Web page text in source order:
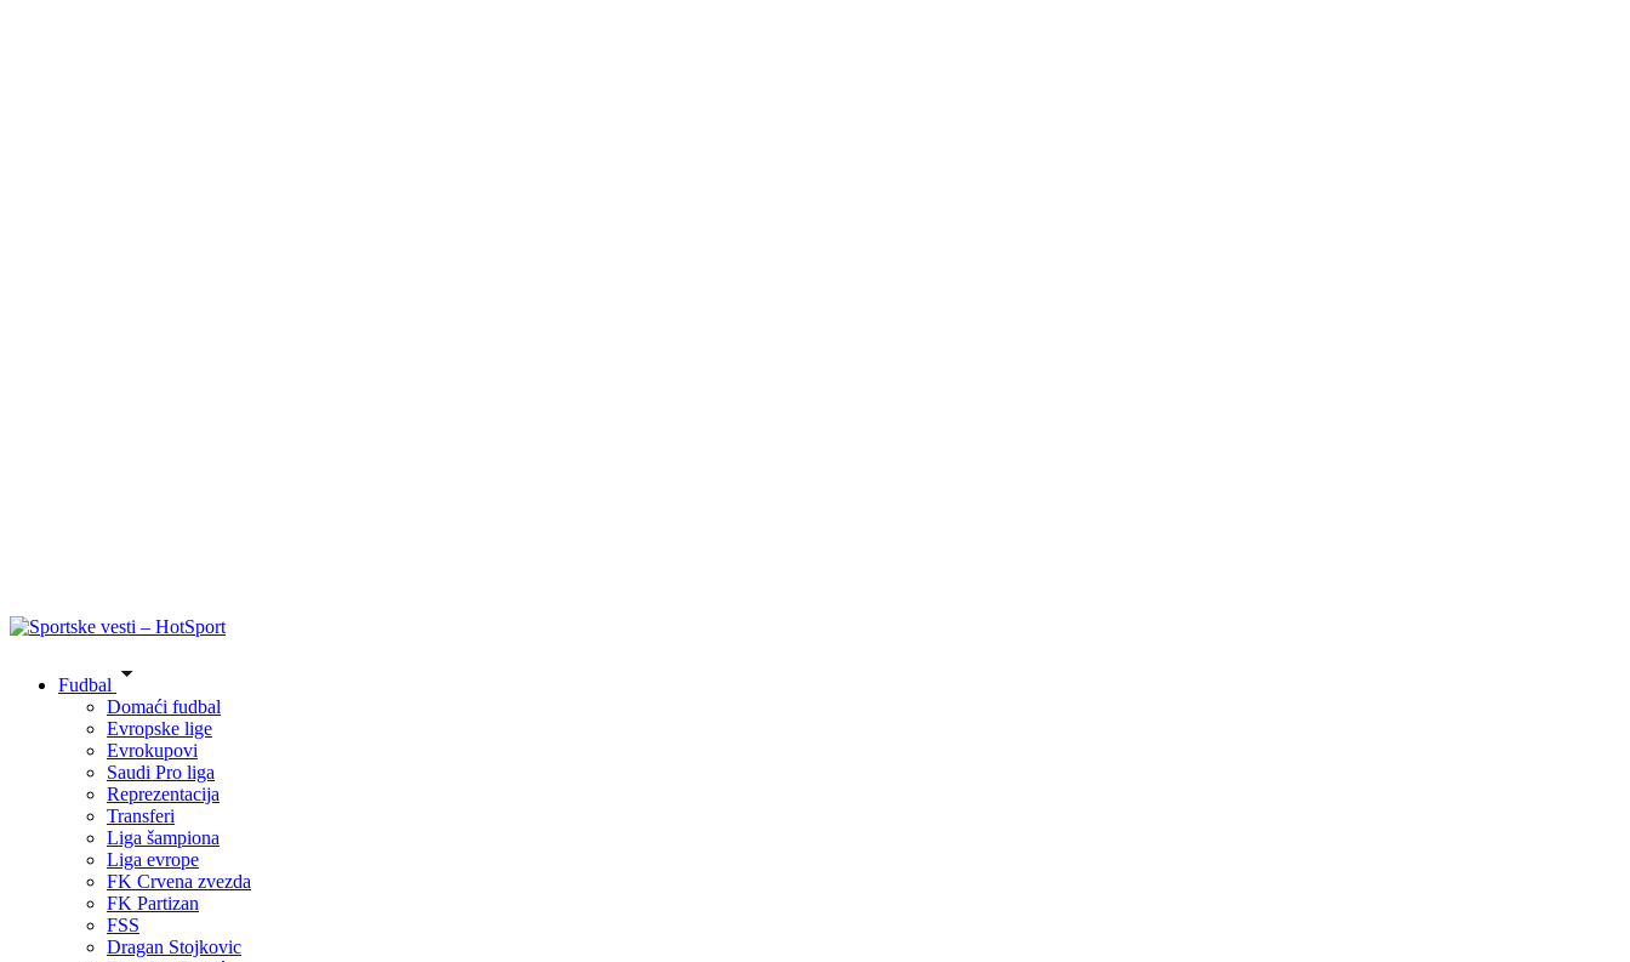
Fudbal
Domaći fudbal
Evropske lige
Evrokupovi
Saudi Pro liga
Reprezentacija
Transferi
Liga šampiona
Liga evrope
FK Crvena zvezda
FK Partizan
FSS
Dragan Stojkovic